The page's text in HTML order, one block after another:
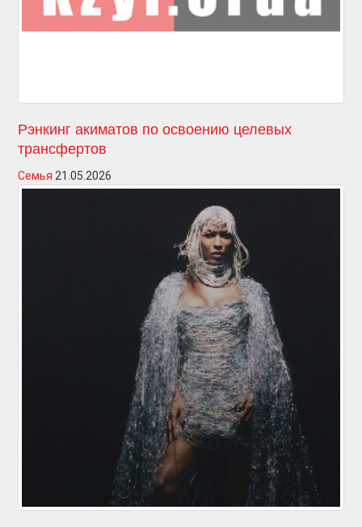
Рэнкинг акиматов по освоению целевых
трансфертов
Семья 21.05.2026